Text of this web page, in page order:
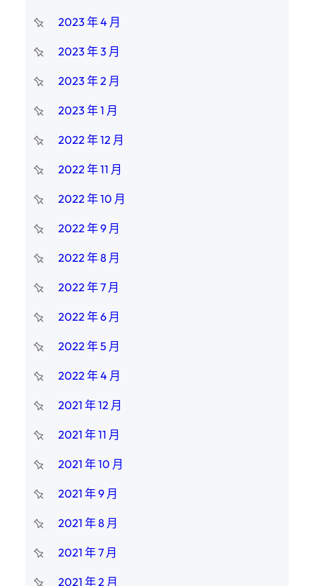
2023 年 4 月
2023 年 3 月
2023 年 2 月
2023 年 1 月
2022 年 12 月
2022 年 11 月
2022 年 10 月
2022 年 9 月
2022 年 8 月
2022 年 7 月
2022 年 6 月
2022 年 5 月
2022 年 4 月
2021 年 12 月
2021 年 11 月
2021 年 10 月
2021 年 9 月
2021 年 8 月
2021 年 7 月
2021 年 2 月